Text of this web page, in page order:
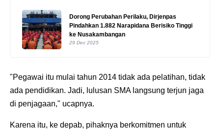
Dorong Perubahan Perilaku, Dirjenpas
Pindahkan 1.882 Narapidana Berisiko Tinggi
ke Nusakambangan
29 Dec 2025
"Pegawai itu mulai tahun 2014 tidak ada pelatihan, tidak
ada pendidikan. Jadi, lulusan SMA langsung terjun jaga
di penjagaan," ucapnya.
Karena itu, ke depab, pihaknya berkomitmen untuk